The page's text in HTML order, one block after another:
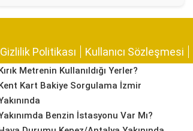
Gizlilik Politikası Kullanıcı Sözleşmesi
Metrenin Kullanıldığı Yerler?
Kart Bakiye Sorgulama İzmir
Benzin İstasyonu Var Mı?